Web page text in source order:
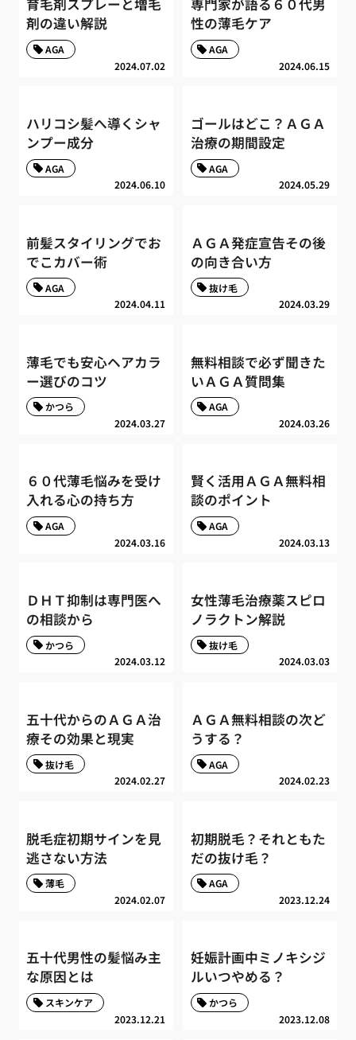
育毛剤スプレーと増毛
剤の違い解説
2024.07.02
AGA
専門家が語る６０代男
性の薄毛ケア
2024.06.15
AGA
ハリコシ髪へ導くシャ
ンプー成分
2024.06.10
AGA
ゴールはどこ？ＡＧＡ
治療の期間設定
2024.05.29
AGA
前髪スタイリングでお
でこカバー術
2024.04.11
AGA
ＡＧＡ発症宣告その後
の向き合い方
2024.03.29
抜け毛
薄毛でも安心ヘアカラ
ー選びのコツ
2024.03.27
かつら
無料相談で必ず聞きた
いＡＧＡ質問集
2024.03.26
AGA
６０代薄毛悩みを受け
入れる心の持ち方
2024.03.16
AGA
賢く活用ＡＧＡ無料相
談のポイント
2024.03.13
AGA
ＤＨＴ抑制は専門医へ
の相談から
2024.03.12
かつら
女性薄毛治療薬スピロ
ノラクトン解説
2024.03.03
抜け毛
五十代からのＡＧＡ治
療その効果と現実
2024.02.27
抜け毛
ＡＧＡ無料相談の次ど
うする？
2024.02.23
AGA
脱毛症初期サインを見
逃さない方法
2024.02.07
薄毛
初期脱毛？それともた
だの抜け毛？
2023.12.24
AGA
五十代男性の髪悩み主
な原因とは
2023.12.21
スキンケア
妊娠計画中ミノキシジ
ルいつやめる？
2023.12.08
かつら